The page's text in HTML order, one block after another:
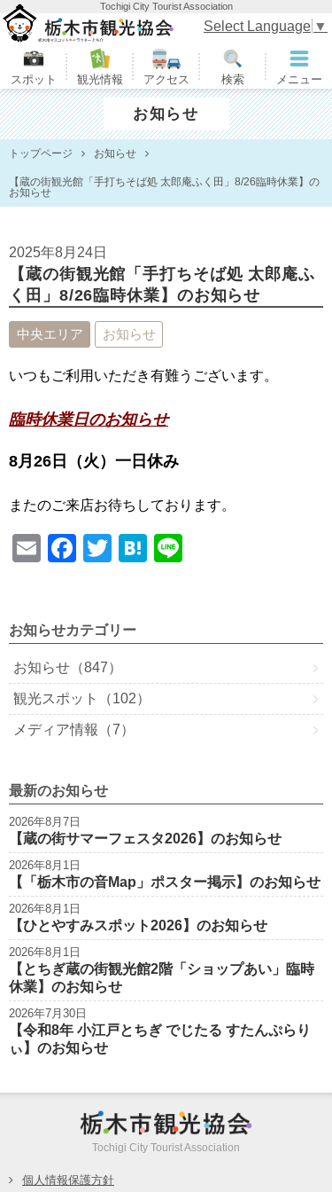
Tochigi City Tourist Association
栃木市観光協会
スポット 観光情報 アクセス 検索 メニュー
Select Language ▼
お知らせ
トップページ お知らせ
【蔵の街観光館「手打ちそば処 太郎庵ふく田」8/26臨時休業】の
お知らせ
2025年8月24日
【蔵の街観光館「手打ちそば処 太郎庵ふ
く田」8/26臨時休業】のお知らせ
中央エリア お知らせ
いつもご利用いただき有難うございます。
臨時休業日のお知らせ
8月26日（火）一日休み
またのご来店お待ちしております。
E
F
e
b
o
o
k
T
er
H
お知らせカテゴリー
お知らせ（847）
観光スポット（102）
メディア情報（7）
最新のお知らせ
2026年8月7日
【蔵の街サマーフェスタ2026】のお知らせ
2026年8月1日
【「栃木市の音Map」ポスター掲示】のお知らせ
2026年8月1日
【ひとやすみスポット2026】のお知らせ
2026年8月1日
【とちぎ蔵の街観光館2階「ショップあい」臨時
休業】のお知らせ
2026年7月30日
【令和8年 小江戸とちぎ でじたる すたんぷらり
ぃ】のお知らせ
Tochigi City Tourist Association
個人情報保護方針